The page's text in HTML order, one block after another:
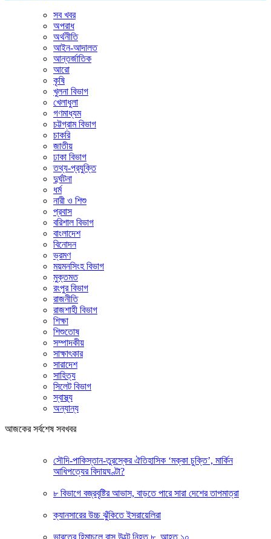
সব খবর
অপরাধ
অর্থনীতি
আইন-আদালত
আন্তর্জাতিক
আরো
কৃষি
খুলনা বিভাগ
খেলাধুলা
গণমাধ্যম
চট্টগ্রাম বিভাগ
চাকরি
জাতীয়
ঢাকা বিভাগ
তথ্য-প্রযুক্তি
দুর্ঘটনা
ধর্ম
নারী ও শিশু
প্রবাস
বরিশাল বিভাগ
বাংলাদেশ
বিনোদন
ভ্রমণ
ময়মনসিংহ বিভাগ
মুক্তমত
রংপুর বিভাগ
রাজনীতি
রাজশাহী বিভাগ
শিক্ষা
শিশুতোষ
সম্পাদকীয়
সাক্ষাৎকার
সারাদেশ
সাহিত্য
সিলেট বিভাগ
স্বাস্থ্য
অন্যান্য
আজকের সর্বশেষ সবখবর
সৌদি-পাকিস্তান-তুরস্কের ঐতিহাসিক ‘মক্কা চুক্তি’, মার্কিন
আধিপত্যের বিদায়ঘণ্টা?
৮ বিভাগে বজ্রবৃষ্টির আভাস, বাড়তে পারে সারা দেশের তাপমাত্রা
ক্যানসারের উচ্চ ঝুঁকিতে ইসরায়েলিরা
ভারতের হিমাচলে বাস উল্টে নিহত ৮, আহত ১০